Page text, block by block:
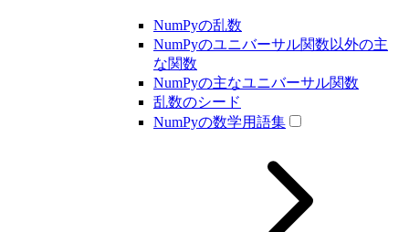
NumPyの乱数
NumPyのユニバーサル関数以外の主
な関数
NumPyの主なユニバーサル関数
乱数のシード
NumPyの数学用語集